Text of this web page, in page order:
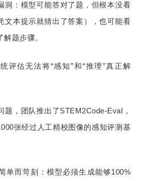
洞：模型可能答对了题，但根本没看
文本提示就猜出了答案），也可能看
题步骤。
评估无法将“感知”和“推理”真正解
题，团队推出了STEM2Code-Eval，
张经过人工精校图像的感知评测基
单而苛刻：模型必须生成能够100%